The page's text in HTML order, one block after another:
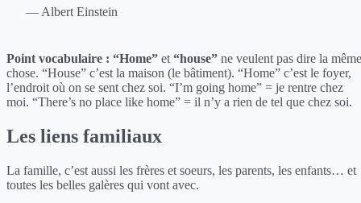
— Albert Einstein
Point vocabulaire : “Home” et“house” ne veulent pas dire la même
chose. “House” c’est la maison (le bâtiment). “Home” c’est le foyer,
l’endroit où on se sent chez soi. “I’m going home” = je rentre chez
moi. “There’s no place like home” = il n’y a rien de tel que chez soi.
Les liens familiaux
La famille, c’est aussi les frères et soeurs, les parents, les enfants… et
toutes les belles galères qui vont avec.